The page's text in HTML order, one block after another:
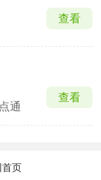
查看
通
查看
首页